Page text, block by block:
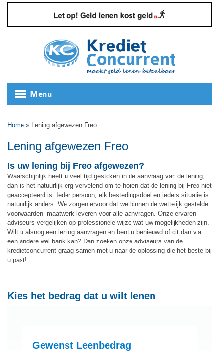
Menu
Home » Lening afgewezen Freo
Lening afgewezen Freo
Is uw lening bij Freo afgewezen?
Waarschijnlijk heeft u veel tijd gestoken in de aanvraag van de lening,
dan is het natuurlijk erg vervelend om te horen dat de lening bij Freo niet
geaccepteerd is. Ieder persoon, elk bestedingsdoel en ieders situatie is
natuurlijk anders. We zorgen ervoor dat we binnen de wettelijk gestelde
voorwaarden, maatwerk leveren voor alle aanvragen. Onze ervaren
adviseurs vergelijken op professionele wijze wat uw mogelijkheden zijn.
Wilt u alsnog een lening aanvragen en bent u benieuwd of dit dan via
een andere wel bank kan? Dan zoeken onze adviseurs van de
kredietconcurrent graag samen met u naar de oplossing die het beste bij
u past!
Kies het bedrag dat u wilt lenen
Gewenst Leenbedrag